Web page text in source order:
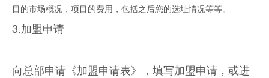
目的市场概况，项目的费用，包括之后您的选址情况等等。
3.加盟申请
向总部申请《加盟申请表》，填写加盟申请，或进